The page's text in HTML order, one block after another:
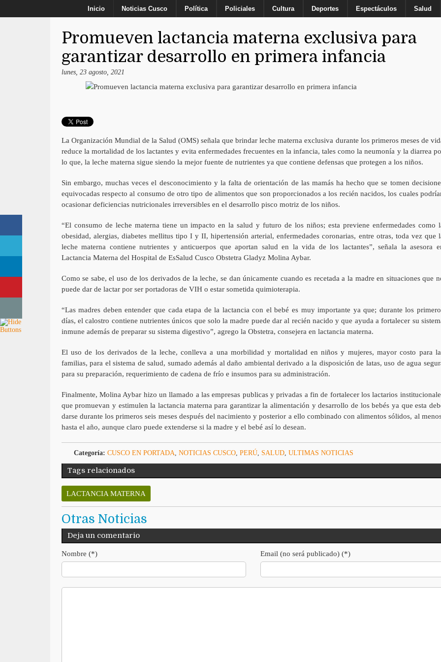
Inicio Noticias Cusco Política Policiales Cultura Deportes Espectáculos Salud
Promueven lactancia materna exclusiva para
garantizar desarrollo en primera infancia
lunes, 23 agosto, 2021
La Organización Mundial de la Salud (OMS) señala que brindar leche materna exclusiva durante los primeros meses de
reduce la mortalidad de los lactantes y evita enfermedades frecuentes en la infancia, tales como la neumonía y la diarrea
lo que, la leche materna sigue siendo la mejor fuente de nutrientes ya que contiene defensas que protegen a los niños.
Sin embargo, muchas veces el desconocimiento y la falta de orientación de las mamás ha hecho que se tomen
equivocadas respecto al consumo de otro tipo de alimentos que son proporcionados a los recién nacidos, los cuales
ocasionar deficiencias nutricionales irreversibles en el desarrollo pisco motriz de los niños.
“El consumo de leche materna tiene un impacto en la salud y futuro de los niños; esta previene enfermedades como
obesidad, alergias, diabetes mellitus tipo I y II, hipertensión arterial, enfermedades coronarias, entre otras, toda vez que
leche materna contiene nutrientes y anticuerpos que aportan salud en la vida de los lactantes”, señala la asesora
Lactancia Materna del Hospital de EsSalud Cusco Obstetra Gladyz Molina Aybar.
Como se sabe, el uso de los derivados de la leche, se dan únicamente cuando es recetada a la madre en situaciones que
puede dar de lactar por ser portadoras de VIH o estar sometida quimioterapia.
“Las madres deben entender que cada etapa de la lactancia con el bebé es muy importante ya que; durante los
días, el calostro contiene nutrientes únicos que solo la madre puede dar al recién nacido y que ayuda a fortalecer su
inmune además de preparar su sistema digestivo”, agrego la Obstetra, consejera en lactancia materna.
El uso de los derivados de la leche, conlleva a una morbilidad y mortalidad en niños y mujeres, mayor costo para
familias, para el sistema de salud, sumado además al daño ambiental derivado a la disposición de latas, uso de agua
para su preparación, requerimiento de cadena de frío e insumos para su administración.
Finalmente, Molina Aybar hizo un llamado a las empresas publicas y privadas a fin de fortalecer los lactarios
que promuevan y estimulen la lactancia materna para garantizar la alimentación y desarrollo de los bebés ya que esta
darse durante los primeros seis meses después del nacimiento y posterior a ello combinado con alimentos sólidos, al
hasta el año, aunque claro puede extenderse si la madre y el bebé así lo desean.
Categoría: CUSCO EN PORTADA NOTICIAS CUSCO, PERÚ, SALUD, ULTIMAS NOTICIAS
Tags relacionados
LACTANCIA MATERNA
Otras Noticias
Deja un comentario
Nombre (*) Email (no será publicado) (*)